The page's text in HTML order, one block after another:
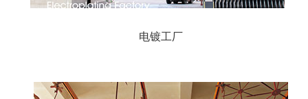
电镀工厂